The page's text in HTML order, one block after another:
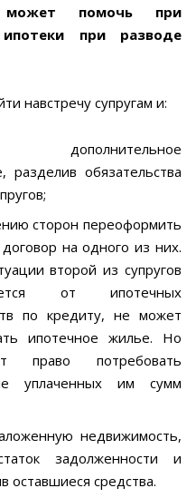
помочь при
при разводе
навстречу супругам и:
дополнительное
разделив обязательства
сторон переоформить
на одного из них.
второй из супругов
от ипотечных
по кредиту, не может
ипотечное жилье. Но
право потребовать
уплаченных им сумм
недвижимость,
задолженности и
оставшиеся средства.